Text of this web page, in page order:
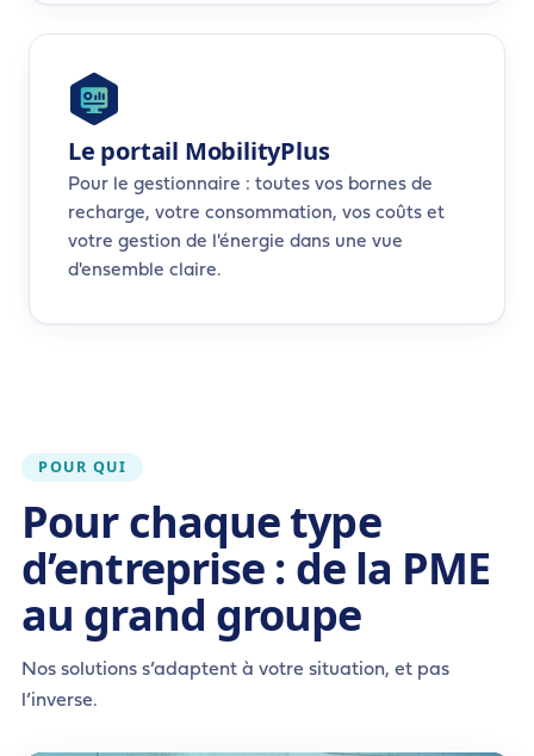
Le portail MobilityPlus
Pour le gestionnaire : toutes vos bornes de
recharge, votre consommation, vos coûts et
votre gestion de l'énergie dans une vue
d'ensemble claire.
POUR QUI
Pour chaque type
d’entreprise : de la PME
au grand groupe
Nos solutions s’adaptent à votre situation, et pas
l’inverse.